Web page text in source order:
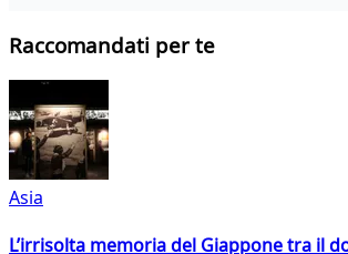
Raccomandati per te
Asia
L’irrisolta memoria del Giappone tra il